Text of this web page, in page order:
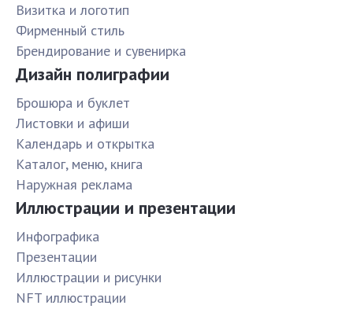
Визитка и логотип
Фирменный стиль
Брендирование и сувенирка
Дизайн полиграфии
Брошюра и буклет
Листовки и афиши
Календарь и открытка
Каталог, меню, книга
Наружная реклама
Иллюстрации и презентации
Инфографика
Презентации
Иллюстрации и рисунки
NFT иллюстрации